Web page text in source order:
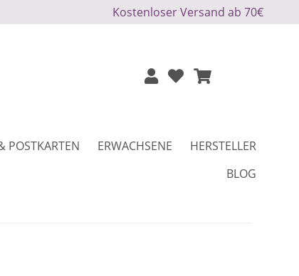
Kostenloser Versand ab 70€
POSTKARTEN ERWACHSENE
HERSTELLER
BLOG